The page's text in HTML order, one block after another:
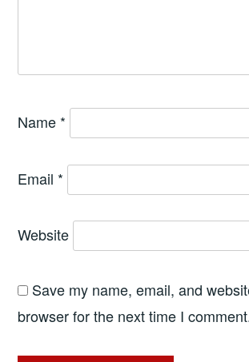
Name *
Email *
Website
Save my name, email, and
browser for the next time I